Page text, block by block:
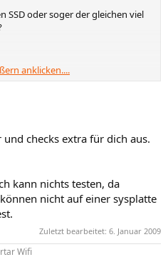
SSD oder soger der gleichen viel
anklicken....
checks extra für dich aus.
kann nichts testen, da
nicht auf einer sysplatte
Zuletzt bearbeitet: 6. Januar 2009
Wifi